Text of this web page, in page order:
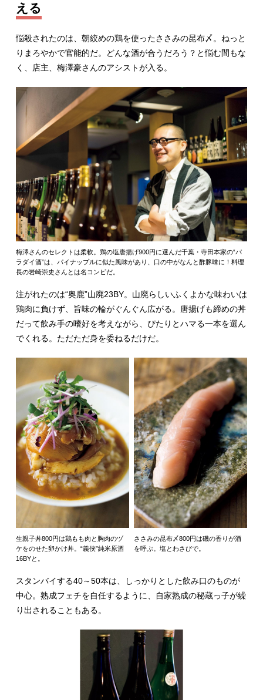
える
悩殺されたのは、朝絞めの鶏を使ったささみの昆布〆。ねっと
りまろやかで官能的だ。どんな酒が合うだろう？と悩む間もな
く、店主、梅澤豪さんのアシストが入る。
梅澤さんのセレクトは柔軟。鶏の塩唐揚げ900円に選んだ千葉・寺田本家の“パ
ラダイ酒”は、パイナップルに似た風味があり、口の中がなんと酢豚味に！料理
長の岩崎崇史さんとは名コンビだ。
注がれたのは“奥鹿”山廃23BY。山廃らしいふくよかな味わいは
鶏肉に負けず、旨味の輪がぐんぐん広がる。唐揚げも締めの丼
だって飲み手の嗜好を考えながら、ぴたりとハマる一本を選ん
でくれる。ただただ身を委ねるだけだ。
生親子丼800円は鶏もも肉と胸肉のヅ
ケをのせた卵かけ丼。“義侠”純米原酒
16BYと。
ささみの昆布〆800円は磯の香りが酒
を呼ぶ。塩とわさびで。
スタンバイする40～50本は、しっかりとした飲み口のものが
中心。熟成フェチを自任するように、自家熟成の秘蔵っ子が繰
り出されることもある。